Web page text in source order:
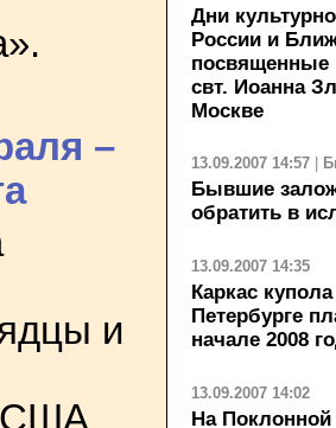
–
и
США
Дни
России и
посвященные
свт. Иоанна
Москве
13.09.2007 14:57
Бывшие
обратить в
13.09.2007 14:35
Каркас
Петербурге
начале 2008
13.09.2007 14:02
На